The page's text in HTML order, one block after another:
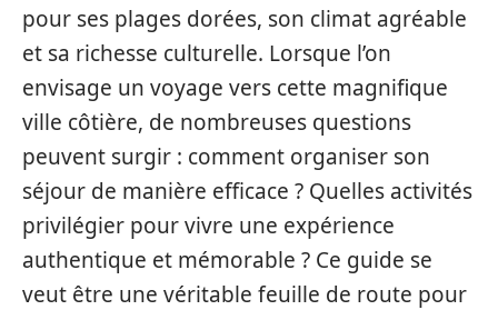
pour ses plages dorées, son climat agréable
et sa richesse culturelle. Lorsque l’on
envisage un voyage vers cette magnifique
ville côtière, de nombreuses questions
peuvent surgir : comment organiser son
séjour de manière efficace ? Quelles activités
privilégier pour vivre une expérience
authentique et mémorable ? Ce guide se
veut être une véritable feuille de route pour